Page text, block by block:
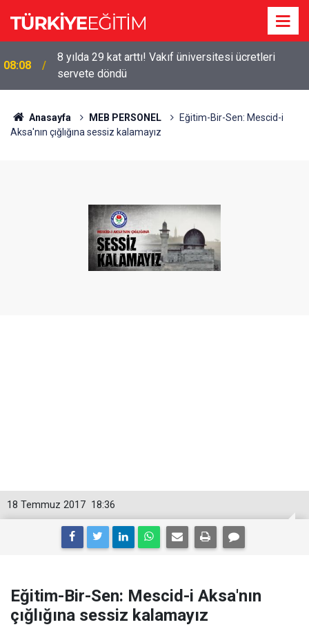
08:08
8 yılda 29 kat arttı! Vakıf üniversitesi ücretleri
servete döndü
Anasayfa MEB PERSONEL
Eğitim-Bir-Sen: Mescid-i
Aksa'nın çığlığına sessiz kalamayız
18:36
18 Temmuz 2017
Eğitim-Bir-Sen: Mescid-i Aksa'nın
çığlığına sessiz kalamayız